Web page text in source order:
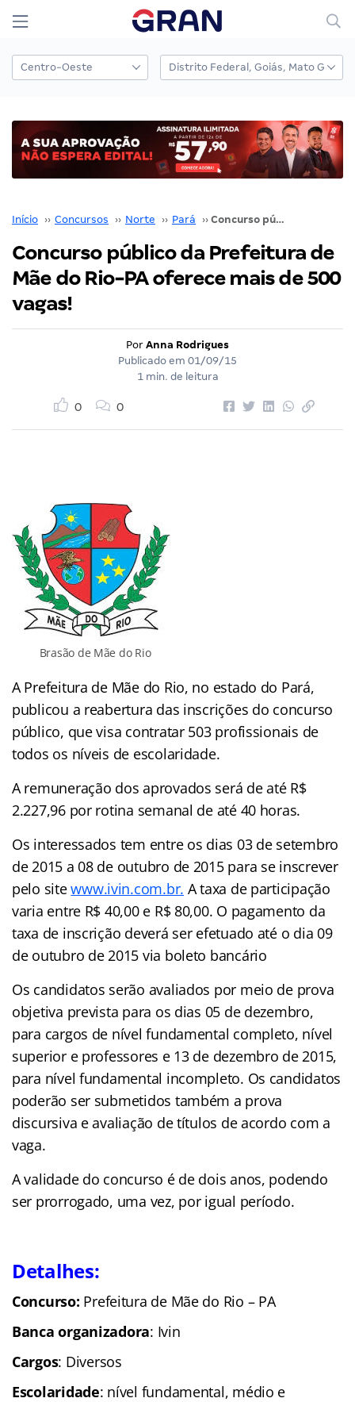
Início ›› Concursos ›› Norte ›› Pará ›› Concurso público da Prefeitura de Mãe do Rio-PA oferece mais de 500 vagas!
Concurso público da Prefeitura de
Mãe do Rio-PA oferece mais de 500
vagas!
Por Anna Rodrigues
Publicado em 01/09/15
1 min. de leitura
0 0
Brasão de Mãe do Rio
A Prefeitura de Mãe do Rio, no estado do Pará,
publicou a reabertura das inscrições do concurso
público, que visa contratar 503 profissionais de
todos os níveis de escolaridade.
A remuneração dos aprovados será de até R$
2.227,96 por rotina semanal de até 40 horas.
Os interessados tem entre os dias 03 de setembro
de 2015 a 08 de outubro de 2015 para se inscrever
pelo sitewww.ivin.com.br. A taxa de participação
varia entre R$ 40,00 e R$ 80,00. O pagamento da
taxa de inscrição deverá ser efetuado até o dia 09
de outubro de 2015 via boleto bancário
Os candidatos serão avaliados por meio de prova
objetiva prevista para os dias 05 de dezembro,
para cargos de nível fundamental completo, nível
superior e professores e 13 de dezembro de 2015,
para nível fundamental incompleto. Os candidatos
poderão ser submetidos também a prova
discursiva e avaliação de títulos de acordo com a
vaga.
A validade do concurso é de dois anos, podendo
ser prorrogado, uma vez, por igual período.
Detalhes:
Concurso: Prefeitura de Mãe do Rio – PA
Banca organizadora: Ivin
Cargos: Diversos
Escolaridade: nível fundamental, médio e